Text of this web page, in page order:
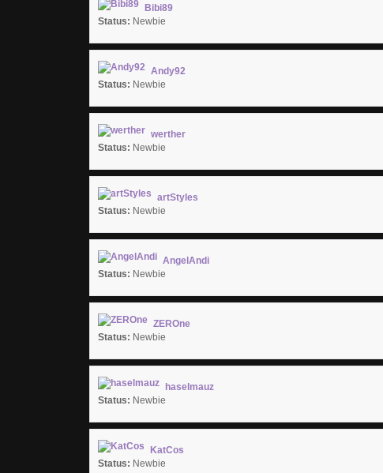
Bibi89
Status: Newbie
Andy92
Status: Newbie
werther
Status: Newbie
artStyles
Status: Newbie
AngelAndi
Status: Newbie
ZEROne
Status: Newbie
haselmauz
Status: Newbie
KatCos
Status: Newbie